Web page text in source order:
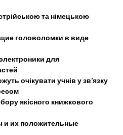
та німецькою
головоломки в виде
для
очікувати учнів у зв’язку
якісного книжкового
и их положительные